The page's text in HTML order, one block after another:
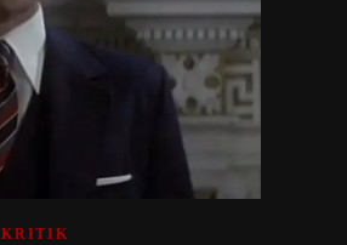
KRITIK